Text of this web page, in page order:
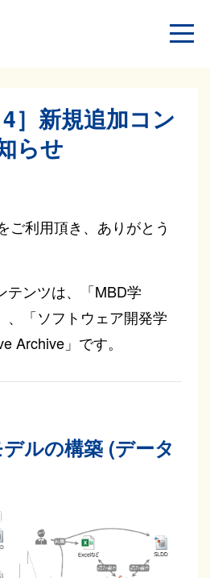
］新規追加コン
らせ
ご利用頂き、ありがとう
テンツは、「MBD学
、「ソフトウェア開発学
Archive」です。
ルの構築 (データ